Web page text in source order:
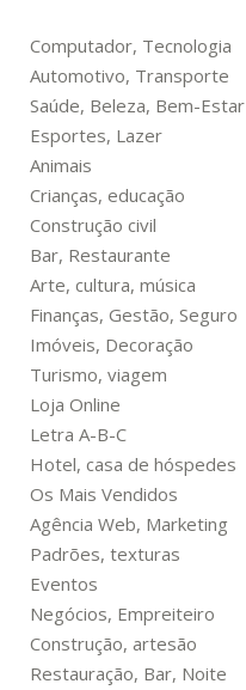
Computador, Tecnologia
Automotivo, Transporte
Saúde, Beleza, Bem-Estar
Esportes, Lazer
Animais
Crianças, educação
Construção civil
Bar, Restaurante
Arte, cultura, música
Finanças, Gestão, Seguro
Imóveis, Decoração
Turismo, viagem
Loja Online
Letra A-B-C
Hotel, casa de hóspedes
Os Mais Vendidos
Agência Web, Marketing
Padrões, texturas
Eventos
Negócios, Empreiteiro
Construção, artesão
Restauração, Bar, Noite